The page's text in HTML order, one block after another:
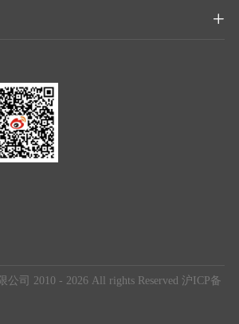

公司 2010 - 2026 All rights Reserved 沪ICP备